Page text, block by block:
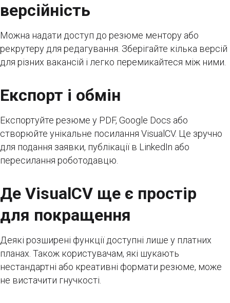
версійність
Можна надати доступ до резюме ментору або
рекрутеру для редагування. Зберігайте кілька версій
для різних вакансій і легко перемикайтеся між ними.
Експорт і обмін
Експортуйте резюме у PDF, Google Docs або
створюйте унікальне посилання VisualCV. Це зручно
для подання заявки, публікації в LinkedIn або
пересилання роботодавцю.
Де VisualCV ще є простір
для покращення
Деякі розширені функції доступні лише у платних
планах. Також користувачам, які шукають
нестандартні або креативні формати резюме, може
не вистачити гнучкості.